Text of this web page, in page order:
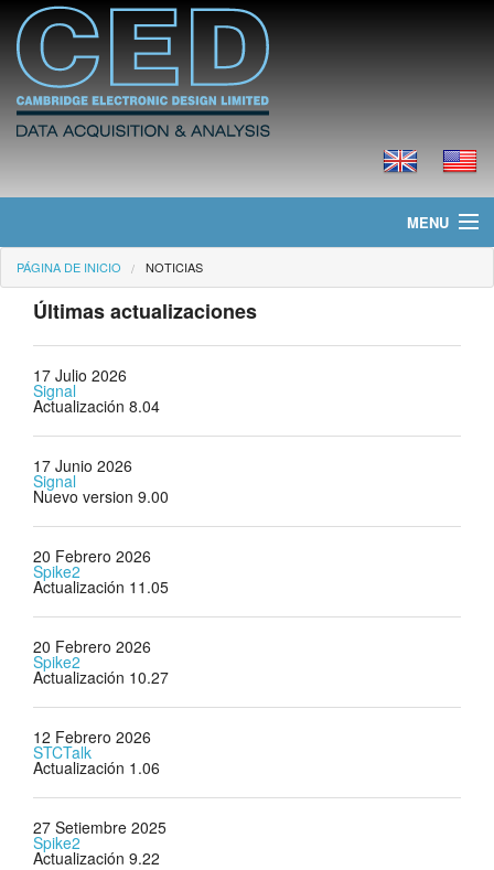
MENU
Página de Inicio
Noticias
Productos
Descargas
Tutorials
Soporte
PÁGINA DE INICIO NOTICIAS
Últimas actualizaciones
17 Julio 2026
Signal
Actualización 8.04
17 Junio 2026
Signal
Nuevo version 9.00
20 Febrero 2026
Spike2
Actualización 11.05
20 Febrero 2026
Spike2
Actualización 10.27
12 Febrero 2026
STCTalk
Actualización 1.06
27 Setiembre 2025
Spike2
Actualización 9.22